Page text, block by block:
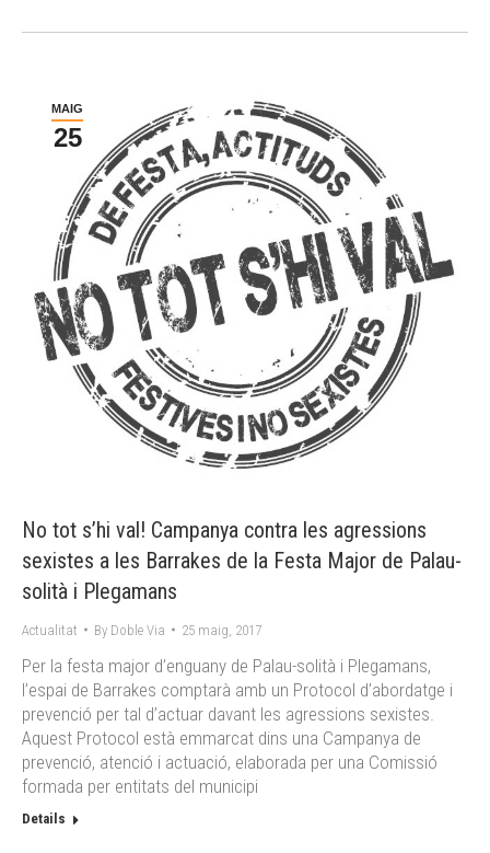
MAIG
25
No tot s’hi val! Campanya contra les agressions
sexistes a les Barrakes de la Festa Major de Palau-
solità i Plegamans
Actualitat By Doble Via 25 maig, 2017
Per la festa major d’enguany de Palau-solità i Plegamans,
l’espai de Barrakes comptarà amb un Protocol d’abordatge i
prevenció per tal d’actuar davant les agressions sexistes.
Aquest Protocol està emmarcat dins una Campanya de
prevenció, atenció i actuació, elaborada per una Comissió
formada per entitats del municipi
Details